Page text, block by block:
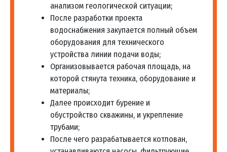
анализом геологической ситуации;
После разработки проекта
водоснабжения закупается полный объем
оборудования для технического
устройства линии подачи воды;
Организовывается рабочая площадь, на
которой стянута техника, оборудование и
материалы;
Далее происходит бурение и
обустройство скважины, и укрепление
трубами;
После чего разрабатывается котлован,